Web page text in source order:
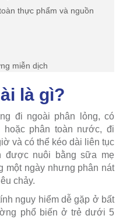
thực phẩm và nguồn
miễn dịch
là gì?
đi ngoài phân lỏng, có
phân toàn nước, đi
và có thể kéo dài liên tục
được nuôi bằng sữa mẹ
một ngày nhưng phân nát
chảy.
nguy hiểm dễ gặp ở bất
phổ biến ở trẻ dưới 5